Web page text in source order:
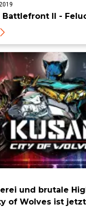
Battlefront II -
und brutale
of Wolves ist